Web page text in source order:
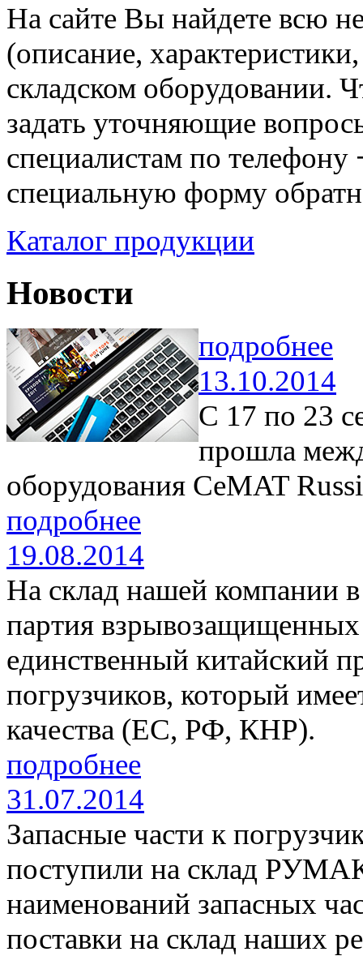
На сайте Вы найдете всю
(описание,
складском оборудовании.
задать уточняющие
специалистам по телефону
специальную форму
Каталог продукции
Новости
подробнее
13.10.2014
С 17 по 23
прошла
оборудования CeMAT
подробнее
19.08.2014
На склад нашей компании
партия взрывозащищенных
единственный китайский
погрузчиков, который
качества (ЕС, РФ, КНР).
подробнее
31.07.2014
Запасные части к
поступили на склад
наименований запасных
поставки на склад наших